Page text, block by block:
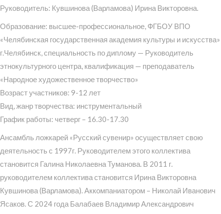
Руководитель: Кувшинова (Варламова) Ирина Викторовна.
Образование: высшее-профессиональное, ФГБОУ ВПО
«Челябинская государственная академия культуры и искусства»
г.Челябинск, специальность по диплому — Руководитель
этнокультурного центра, квалификация — преподаватель
«Народное художественное творчество»
Возраст участников: 9-12 лет
Вид, жанр творчества: инструментальный
График работы: четверг – 16.30-17.30
Ансамбль ложкарей «Русский сувенир» осуществляет свою
деятельность с 1997г. Руководителем этого коллектива
становится Галина Николаевна Туманова. В 2011 г.
руководителем коллектива становится Ирина Викторовна
Кувшинова (Варламова). Аккомпаниатором – Николай Иванович
Ясаков. С 2024 года Балабаев Владимир Александрович